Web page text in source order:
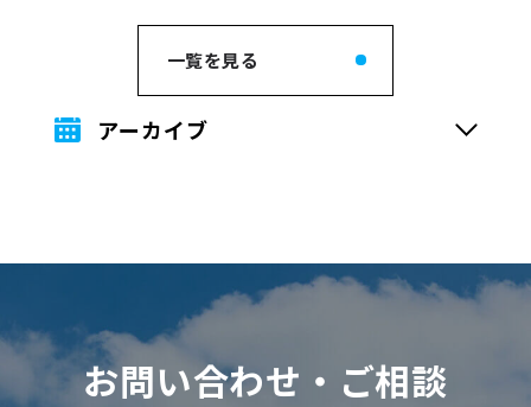
一覧を見る
アーカイブ
お問い合わせ・ご相談